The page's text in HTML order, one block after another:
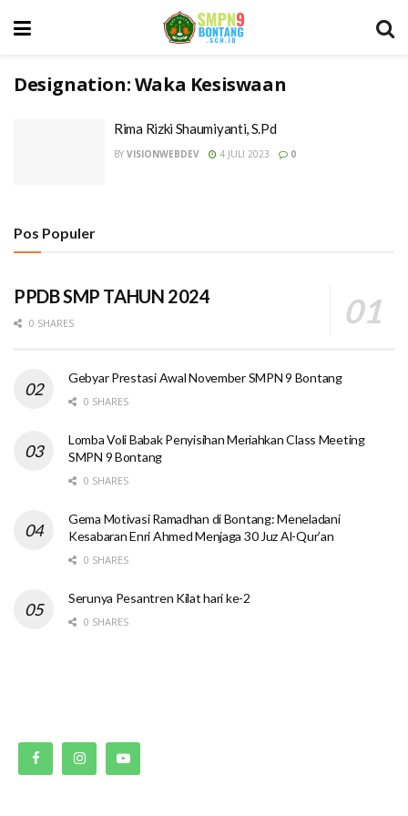
Designation:Waka Kesiswaan
Rima Rizki Shaumiyanti, S.Pd
BY VISIONWEBDEV 4 JULI 2023 0
Pos Populer
PPDB SMP TAHUN 2024
0 SHARES
Gebyar Prestasi Awal November SMPN 9 Bontang
0 SHARES
Lomba Voli Babak Penyisihan Meriahkan Class Meeting
SMPN 9 Bontang
0 SHARES
Gema Motivasi Ramadhan di Bontang: Meneladani
Kesabaran Enri Ahmed Menjaga 30 Juz Al-Qur’an
0 SHARES
Serunya Pesantren Kilat hari ke-2
0 SHARES